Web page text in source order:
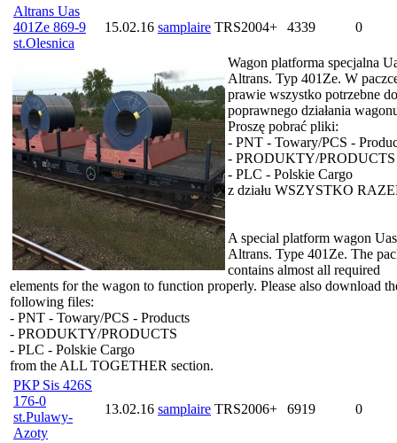
Altrans Uas
401Ze 869-9
st.Olesnica
15.02.16 samplaire TRS2004+ 4339 0
Wagon platforma specjalna
Altrans. Typ 401Ze. W
prawie wszystko potrzebne do
poprawnego działania
Proszę pobrać pliki:
- PNT - Towary/PCS -
- PRODUKTY/PRODUCTS
- PLC - Polskie Cargo
z działu WSZYSTKO
A special platform wagon
Altrans. Type 401Ze. The
contains almost all required
elements for the wagon to function properly. Please also download
following files:
- PNT - Towary/PCS - Products
- PRODUKTY/PRODUCTS
- PLC - Polskie Cargo
from the ALL TOGETHER section.
PKP Sis 426S
176-0
st.Pulawy-
Azoty
13.02.16 samplaire TRS2006+ 6919 0